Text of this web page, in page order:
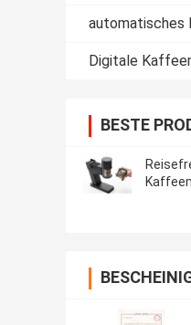
automatisches
Digitale
BESTE